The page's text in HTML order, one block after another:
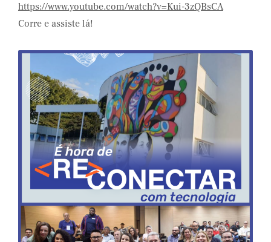
https://www.youtube.com/watch?v=Kui-3zQBsCA
Corre e assiste lá!